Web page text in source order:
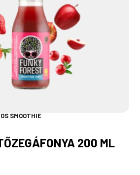
SMOOTHIE
200 ML